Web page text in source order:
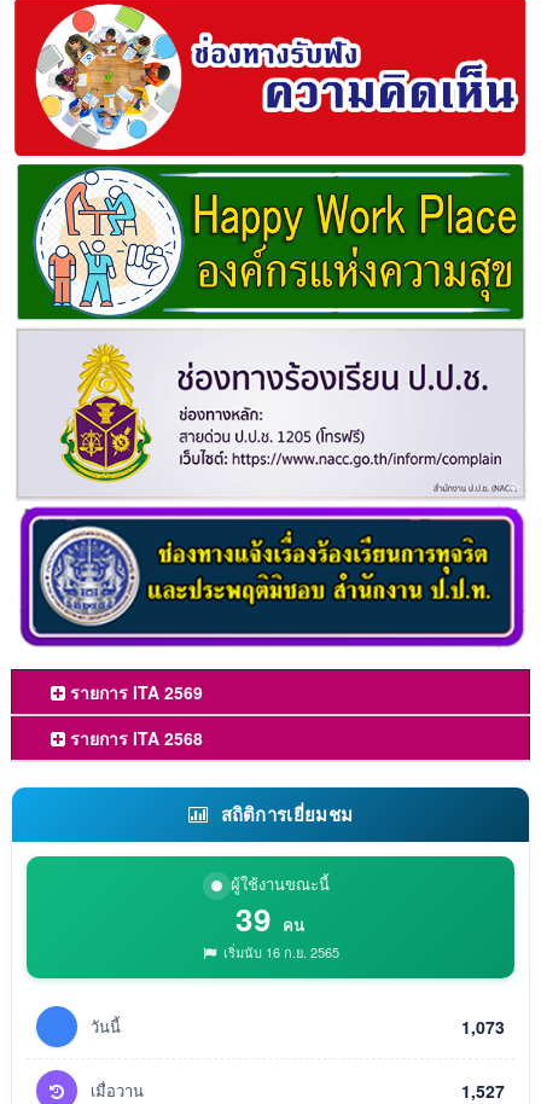
รายการ ITA 2569
รายการ ITA 2568
สถิติการเยี่ยมชม
ผู้ใช้งานขณะนี้
39 คน
เริ่มนับ 16 ก.ย. 2565
วันนี้ 1,073
เมื่อวาน 1,527